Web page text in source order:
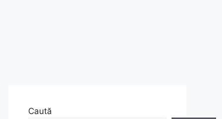
Caută